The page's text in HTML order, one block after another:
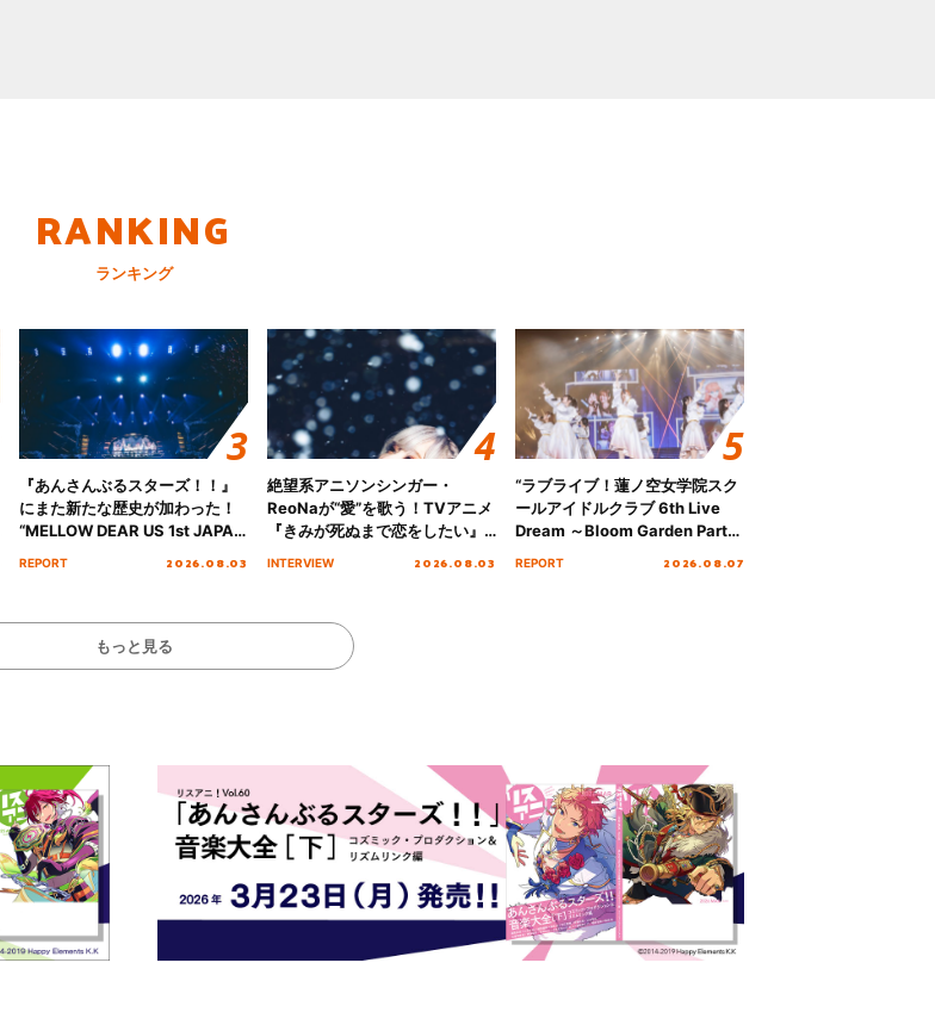
RANKING
ランキング
『あんさんぶるスターズ！！』
にまた新たな歴史が加わった！
“MELLOW DEAR US 1st JAPAN
!!」Dear 横浜BUNTAI”をレポー
REPORT 2026.08.03
絶望系アニソンシンガー・
ReoNaが“愛”を歌う！TVアニメ
『きみが死ぬまで恋をしたい』
INTERVIEW 2026.08.03
“ラブライブ！蓮ノ空女学院スク
ールアイドルクラブ 6th Live
Dream ～Bloom Garden Party
REPORT 2026.08.07
もっと見る